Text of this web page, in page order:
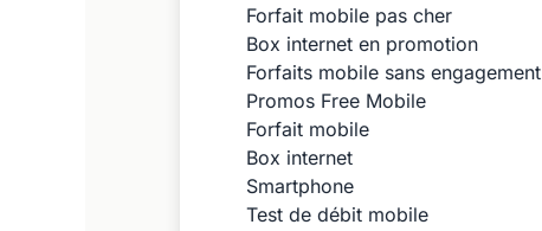
Forfait mobile pas cher
Box internet en promotion
Forfaits mobile sans engagement
Promos Free Mobile
Forfait mobile
Box internet
Smartphone
Test de débit mobile